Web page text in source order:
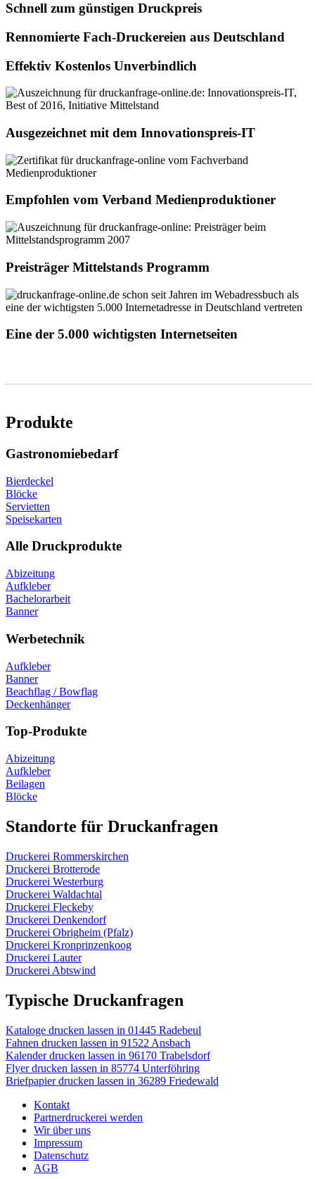
Schnell zum günstigen Druckpreis
Rennomierte Fach-Druckereien aus Deutschland
Effektiv Kostenlos Unverbindlich
Ausgezeichnet mit dem Innovationspreis-IT
Empfohlen vom Verband Medienproduktioner
Preisträger Mittelstands Programm
Eine der 5.000 wichtigsten Internetseiten
Produkte
Gastronomiebedarf
Bierdeckel
Blöcke
Servietten
Speisekarten
Alle Druckprodukte
Abizeitung
Aufkleber
Bachelorarbeit
Banner
Werbetechnik
Aufkleber
Banner
Beachflag / Bowflag
Deckenhänger
Top-Produkte
Abizeitung
Aufkleber
Beilagen
Blöcke
Standorte für Druckanfragen
Druckerei Rommerskirchen
Druckerei Brotterode
Druckerei Westerburg
Druckerei Waldachtal
Druckerei Fleckeby
Druckerei Denkendorf
Druckerei Obrigheim (Pfalz)
Druckerei Kronprinzenkoog
Druckerei Lauter
Druckerei Abtswind
Typische Druckanfragen
Kataloge drucken lassen in 01445 Radebeul
Fahnen drucken lassen in 91522 Ansbach
Kalender drucken lassen in 96170 Trabelsdorf
Flyer drucken lassen in 85774 Unterföhring
Briefpapier drucken lassen in 36289 Friedewald
Kontakt
Partnerdruckerei werden
Wir über uns
Impressum
Datenschutz
AGB